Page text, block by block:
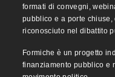
formati di convegni,
pubblico e a porte
riconosciuto nel dibattito
Formiche è un progetto
finanziamento pubblico e